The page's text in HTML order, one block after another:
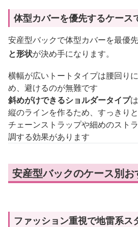
体型カバーを優先するケース
安産型バックで体型カバーを最優先
と形状が決め手になります。
横幅が広いトートタイプは腰回り
め、避けるのが無難です
斜めがけできるショルダータイプ
縦のラインを作るため、すっきり
チェーンストラップや細めのスト
調する効果があります
安産型バックのケース別
ファッション重視で地雷系ス